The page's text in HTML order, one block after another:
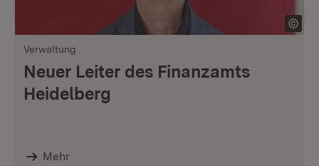
Verwaltung
Neuer Leiter des Finanzamts
Heidelberg
Mehr